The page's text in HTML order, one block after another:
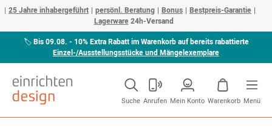
25 Jahre inhabergeführt persönl. Beratung Bonus
Bestpreis-Garantie
Lagerware24h-Versand
🏷Bis 09.08. - 10% Extra Rabatt im Warenkorb auf bereits rabattierte
Einzel-/Ausstellungsstücke und Mängelexemplare
Suche Anrufen Mein Konto Warenkorb Menü